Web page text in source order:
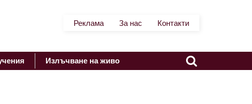
Реклама За нас Контакти
Излъчване на живо